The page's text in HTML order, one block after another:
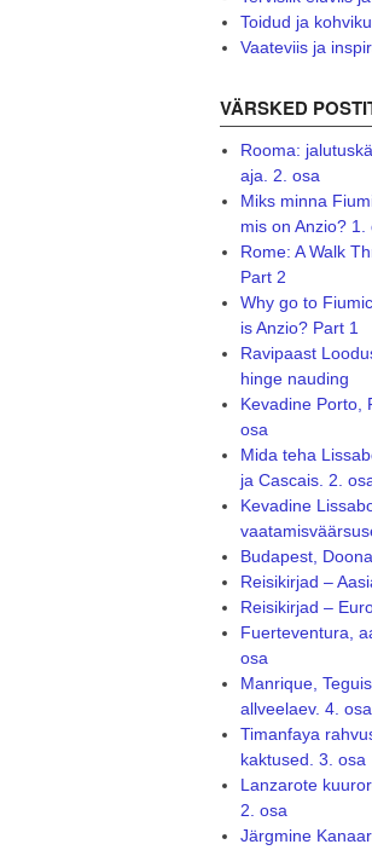
Toidud ja
Vaateviis ja
VÄRSKED
Rooma:
aja. 2. osa
Miks minna
mis on Anzio? 1.
Rome: A Walk
Part 2
Why go to
is Anzio? Part 1
Ravipaast
hinge nauding
Kevadine Porto,
osa
Mida teha
ja Cascais. 2.
Kevadine
Budapest,
Reisikirjad –
Reisikirjad –
Fuerteventura,
osa
Manrique,
allveelaev. 4. osa
Timanfaya
kaktused. 3. osa
Lanzarote
2. osa
Järgmine